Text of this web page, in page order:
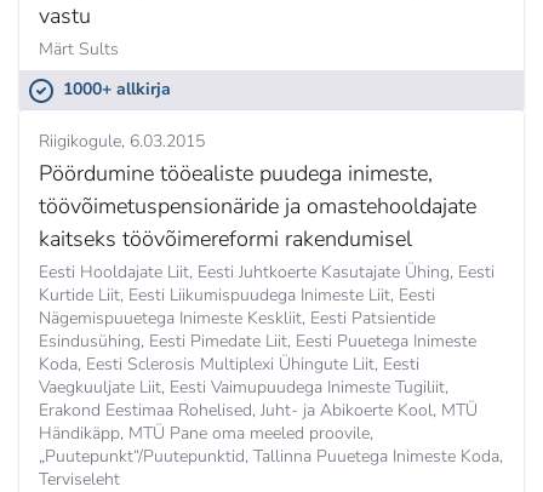
vastu
Märt Sults
1000+ allkirja
Riigikogule 6.03.2015
Pöördumine tööealiste puudega inimeste,
töövõimetuspensionäride ja omastehooldajate
kaitseks töövõimereformi rakendumisel
Eesti Hooldajate Liit, Eesti Juhtkoerte Kasutajate Ühing, Eesti
Kurtide Liit, Eesti Liikumispuudega Inimeste Liit, Eesti
Nägemispuuetega Inimeste Keskliit, Eesti Patsientide
Esindusühing, Eesti Pimedate Liit, Eesti Puuetega Inimeste
Koda, Eesti Sclerosis Multiplexi Ühingute Liit, Eesti
Vaegkuuljate Liit, Eesti Vaimupuudega Inimeste Tugiliit,
Erakond Eestimaa Rohelised, Juht- ja Abikoerte Kool, MTÜ
Händikäpp, MTÜ Pane oma meeled proovile,
„Puutepunkt“/Puutepunktid, Tallinna Puuetega Inimeste Koda,
Terviseleht